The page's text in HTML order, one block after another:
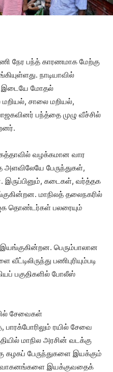
நேர பந்த் காரணமாக மேற்கு
நாடியாவில்
இடையே மோதல்
சாலை மறியல்,
பந்த்தை முழு வீச்சில்
வழக்கமான வார
அளவிலேயே பேருந்துகள்,
கடைகள், வர்த்தக
மாநிலத் தலைநகரில்
தொண்டர்கள் பலரையும்
பெரும்பாலான
பணிபுரியும்படி
பகுதிகளில் போலீஸ்
சேவைகள்
பாரக்போரிலும் ரயில் சேவை
மாநில அரசின் வடக்கு
கழகப் பேருந்துகளை இயக்கும்
வாகனங்களை இயக்குவதைக்